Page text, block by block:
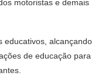
motoristas e demais
educativos, alcançando
de educação para